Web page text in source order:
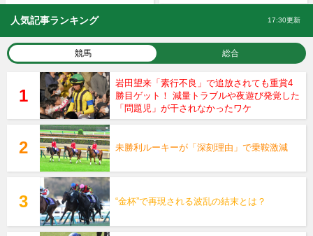
人気記事ランキング 17:30更新
競馬 総合
岩田望来「素行不良」で追放されても重賞4
勝目ゲット！ 減量トラブルや夜遊び発覚した
「問題児」が干されなかったワケ
未勝利ルーキーが「深刻理由」で乗鞍激減
“金杯”で再現される波乱の結末とは？